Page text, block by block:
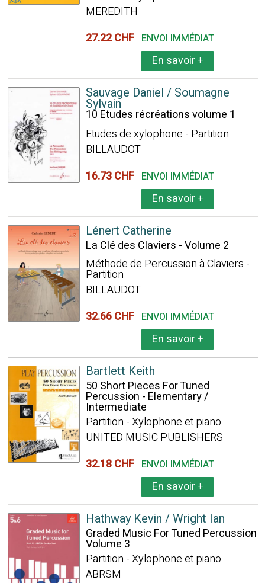
MEREDITH
27.22 CHF ENVOI IMMÉDIAT
En savoir+
Sauvage Daniel / Soumagne
Sylvain
10 Etudes récréations volume 1
Etudes de xylophone - Partition
BILLAUDOT
16.73 CHF ENVOI IMMÉDIAT
En savoir+
Lénert Catherine
La Clé des Claviers - Volume 2
Méthode de Percussion à Claviers -
Partition
BILLAUDOT
32.66 CHF ENVOI IMMÉDIAT
En savoir+
Bartlett Keith
50 Short Pieces For Tuned
Percussion - Elementary /
Intermediate
Partition - Xylophone et piano
UNITED MUSIC PUBLISHERS
32.18 CHF ENVOI IMMÉDIAT
En savoir+
Hathway Kevin / Wright Ian
Graded Music For Tuned Percussion
Volume 3
Partition - Xylophone et piano
ABRSM